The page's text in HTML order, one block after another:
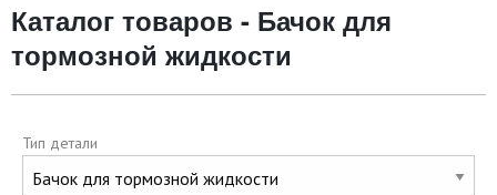
Каталог товаров - Бачок для
тормозной жидкости
Тип детали